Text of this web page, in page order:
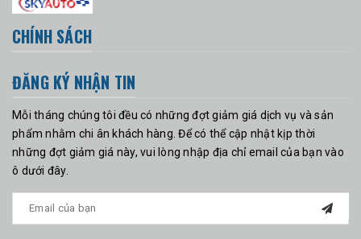
CHÍNH SÁCH
ĐĂNG KÝ NHẬN TIN
Mỗi tháng chúng tôi đều có những đợt giảm giá dịch vụ và sản
phẩm nhằm chi ân khách hàng. Để có thể cập nhật kịp thời
những đợt giảm giá này, vui lòng nhập địa chỉ email của bạn vào
ô dưới đây.